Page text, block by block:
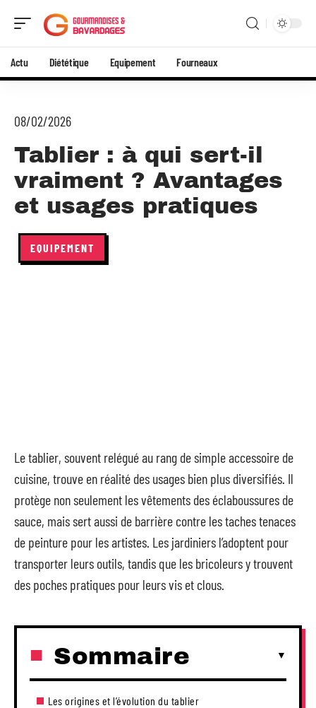
Actu Diététique Equipement Fourneaux
08/02/2026
Tablier : à qui sert-il
vraiment ? Avantages
et usages pratiques
EQUIPEMENT
Le tablier, souvent relégué au rang de simple accessoire de
cuisine, trouve en réalité des usages bien plus diversifiés. Il
protège non seulement les vêtements des éclaboussures de
sauce, mais sert aussi de barrière contre les taches tenaces
de peinture pour les artistes. Les jardiniers l’adoptent pour
transporter leurs outils, tandis que les bricoleurs y trouvent
des poches pratiques pour leurs vis et clous.
Sommaire
Les origines et l’évolution du tablier